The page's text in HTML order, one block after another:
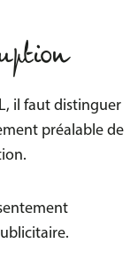
il faut distinguer
préalable de